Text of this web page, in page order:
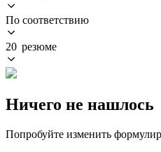
По соответствию
20 резюме
Ничего не нашлось
Попробуйте изменить